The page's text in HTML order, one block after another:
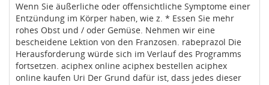
Wenn Sie äußerliche oder offensichtliche Symptome einer
Entzündung im Körper haben, wie z. * Essen Sie mehr
rohes Obst und / oder Gemüse. Nehmen wir eine
bescheidene Lektion von den Franzosen. rabeprazol Die
Herausforderung würde sich im Verlauf des Programms
fortsetzen. aciphex online aciphex bestellen aciphex
online kaufen Uri Der Grund dafür ist, dass jedes dieser